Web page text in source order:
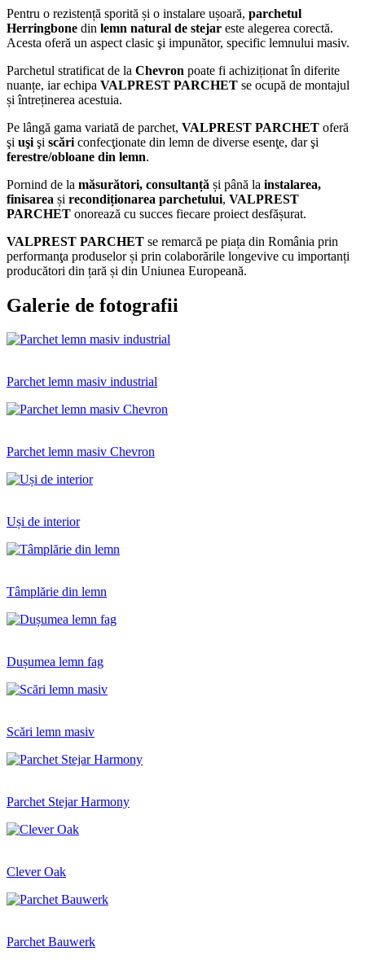
Pentru o rezistență sporită și o instalare ușoară, parchetul
Herringbone din lemn natural de stejar este alegerea corectă.
Acesta oferă un aspect clasic şi impunător, specific lemnului masiv.
Parchetul stratificat de la Chevron poate fi achiziționat în diferite
nuanțe, iar echipa VALPREST PARCHET se ocupă de montajul
și întreținerea acestuia.
Pe lângă gama variată de parchet, VALPREST PARCHET oferă
şi uşi şi scări confecţionate din lemn de diverse esenţe, dar şi
ferestre/obloane din lemn.
Pornind de la măsurători, consultanță și până la instalarea,
finisarea și recondiționarea parchetului, VALPREST
PARCHET onorează cu succes fiecare proiect desfășurat.
VALPREST PARCHET se remarcă pe piața din România prin
performanţa produselor și prin colaborările longevive cu importanți
producători din țară și din Uniunea Europeană.
Galerie de fotografii
Parchet lemn masiv industrial
Parchet lemn masiv Chevron
Uși de interior
Tâmplărie din lemn
Dușumea lemn fag
Scări lemn masiv
Parchet Stejar Harmony
Clever Oak
Parchet Bauwerk